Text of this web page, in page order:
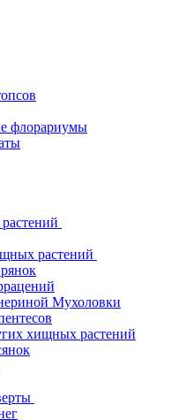
флорариумы
растений
Мухоловки
хищных растений